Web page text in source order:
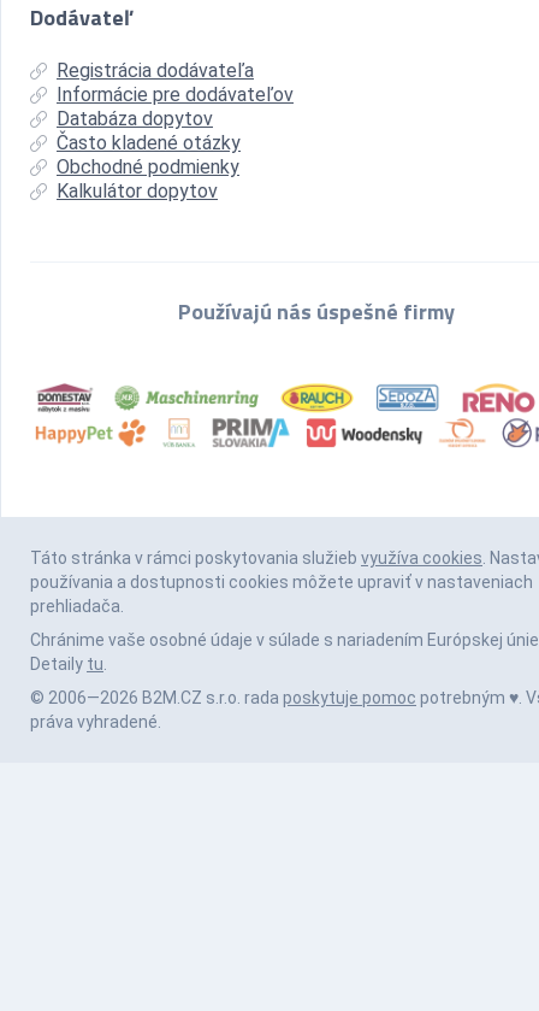
Dodávateľ
Registrácia dodávateľa
Informácie pre dodávateľov
Databáza dopytov
Často kladené otázky
Obchodné podmienky
Kalkulátor dopytov
Používajú nás úspešné firmy
Táto stránka v rámci poskytovania služieb využíva cookies.
používania a dostupnosti cookies môžete upraviť v nastaveniach
prehliadača.
Chránime vaše osobné údaje v súlade s nariadením Európskej únie
Detaily tu.
© 2006—2026 B2M.CZ s.r.o. rada poskytuje pomoc potrebným ♥️.
práva vyhradené.